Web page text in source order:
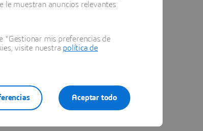
le muestran anuncios relevantes
"Gestionar mis preferencias de
visite nuestra política de
Aceptar todo